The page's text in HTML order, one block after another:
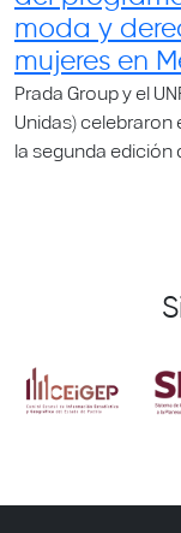
moda y
mujeres en
Prada Group y el
Unidas) celebraron
la segunda edición